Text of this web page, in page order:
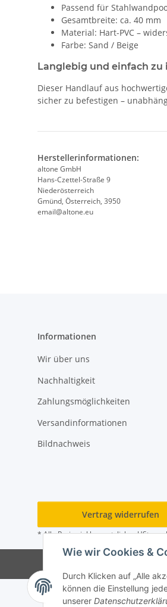
Wie wir Cookies &
Durch Klicken auf „Alle
können die Einstellung
unserer
Passend für
Gesamtbreite: ca. 40 mm
Material: Hart-PVC –
Farbe: Sand / Beige
Langlebig und einfach zu
Dieser Handlauf aus
sicher zu befestigen –
Herstellerinformationen:
altone GmbH
Hans-Czettel-Straße 9
Niederösterreich
Gmünd, Österreich, 3950
email@altone.eu
Informationen
Wir über uns
Nachhaltigkeit
Zahlungsmöglichkeiten
Versandinformationen
Bildnachweis
Vertrag widerrufen
* Alle Preise inkl. gesetzlicher USt.,